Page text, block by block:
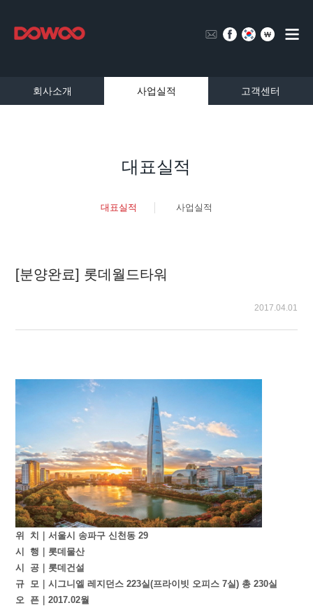
회사소개 사업실적 고객센터
대표실적
대표실적 사업실적
[분양완료] 롯데월드타워
2017.04.01
위 치｜서울시 송파구 신천동 29
시 행｜롯데물산
시 공｜롯데건설
규 모｜시그니엘 레지던스 223실(프라이빗 오피스 7실) 총 230실
오 픈｜2017.02월